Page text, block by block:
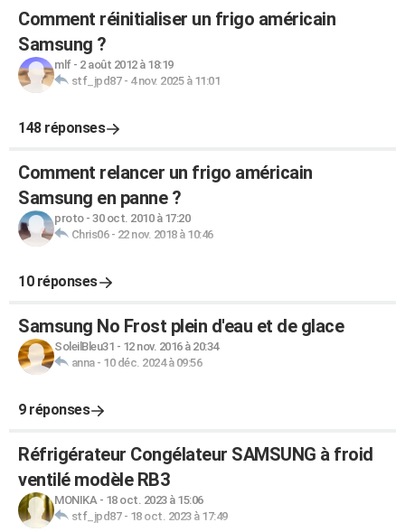
Comment réinitialiser un frigo américain
Samsung ?
mlf- 2 août 2012 à 18:19
stf_jpd87- 4 nov. 2025 à 11:01
148 réponses
Comment relancer un frigo américain
Samsung en panne ?
proto- 30 oct. 2010 à 17:20
Chris06- 22 nov. 2018 à 10:46
10 réponses
Samsung No Frost plein d'eau et de glace
SoleilBleu31 - 12 nov. 2016 à 20:34
anna- 10 déc. 2024 à 09:56
9 réponses
Réfrigérateur Congélateur SAMSUNG à froid
ventilé modèle RB3
MONIKA- 18 oct. 2023 à 15:06
stf_jpd87- 18 oct. 2023 à 17:49